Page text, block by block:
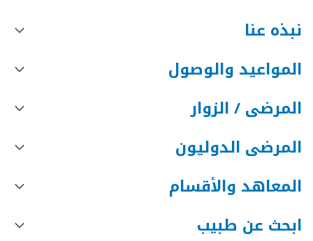
نبذه عنا
المواعيد والوصول
المرضى / الزوار
المرضى الدوليون
المعاهد والأقسام
ابحث عن طبيب